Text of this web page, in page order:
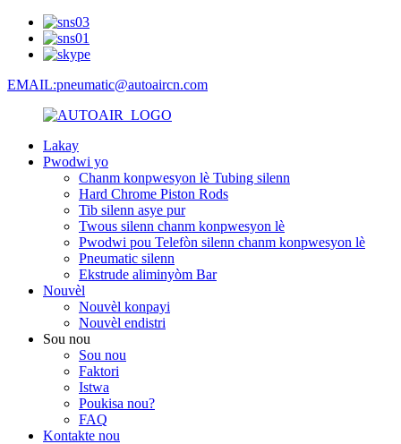
EMAIL:pneumatic@autoaircn.com
Lakay
Pwodwi yo
Chanm konpwesyon lè Tubing silenn
Hard Chrome Piston Rods
Tib silenn asye pur
Twous silenn chanm konpwesyon lè
Pwodwi pou Telefòn silenn chanm konpwesyon lè
Pneumatic silenn
Ekstrude aliminyòm Bar
Nouvèl
Nouvèl konpayi
Nouvèl endistri
Sou nou
Sou nou
Faktori
Istwa
Poukisa nou?
FAQ
Kontakte nou